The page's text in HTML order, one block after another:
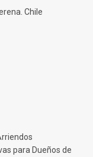
Chile
para Dueños de